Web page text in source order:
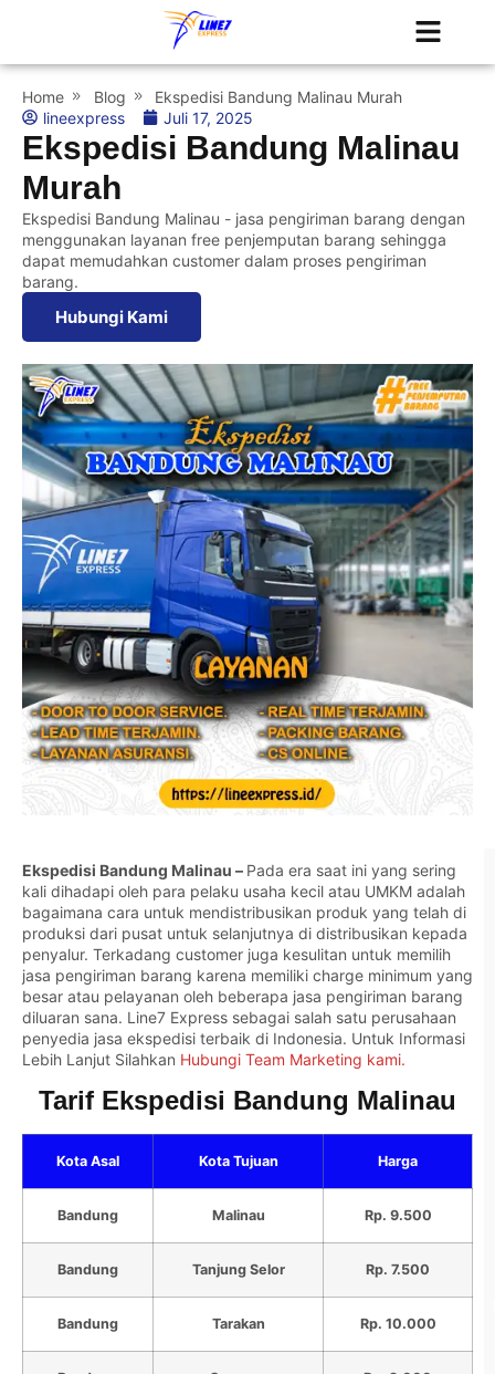
Home Blog
Ekspedisi Bandung Malinau Murah
lineexpress
Juli 17, 2025
Ekspedisi Bandung Malinau
Murah
Ekspedisi Bandung Malinau - jasa pengiriman barang dengan
menggunakan layanan free penjemputan barang sehingga
dapat memudahkan customer dalam proses pengiriman
barang.
Hubungi Kami
Ekspedisi Bandung Malinau – Pada era saat ini yang sering
kali dihadapi oleh para pelaku usaha kecil atau UMKM adalah
bagaimana cara untuk mendistribusikan produk yang telah di
produksi dari pusat untuk selanjutnya di distribusikan kepada
penyalur. Terkadang customer juga kesulitan untuk memilih
jasa pengiriman barang karena memiliki charge minimum yang
besar atau pelayanan oleh beberapa jasa pengiriman barang
diluaran sana. Line7 Express sebagai salah satu perusahaan
penyedia jasa ekspedisi terbaik di Indonesia. Untuk Informasi
Lebih Lanjut Silahkan Hubungi Team Marketing kami.
Tarif Ekspedisi Bandung Malinau
Kota Asal Kota Tujuan Harga
Bandung Malinau Rp. 9.500
Bandung Tanjung Selor Rp. 7.500
Bandung Tarakan Rp. 10.000